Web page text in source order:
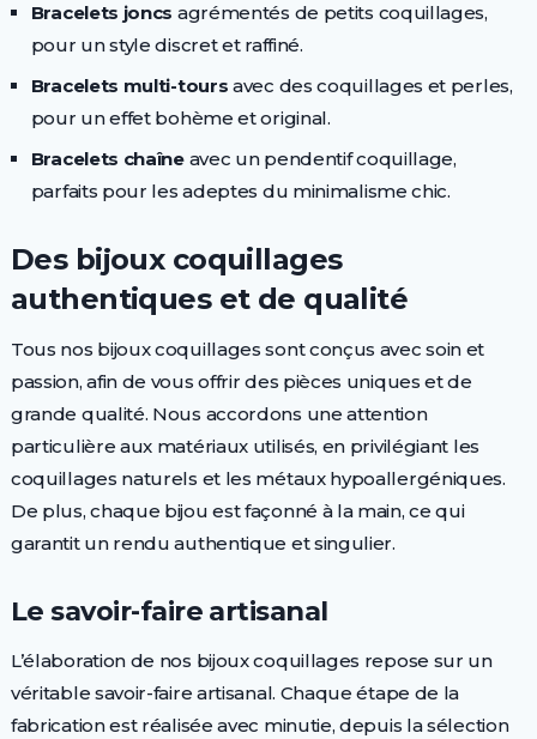
Bracelets joncs agrémentés de petits coquillages,
pour un style discret et raffiné.
Bracelets multi-tours avec des coquillages et perles,
pour un effet bohème et original.
Bracelets chaîneavec un pendentif coquillage,
parfaits pour les adeptes du minimalisme chic.
Des bijoux coquillages
authentiques et de qualité
Tous nos bijoux coquillages sont conçus avec soin et
passion, afin de vous offrir des pièces uniques et de
grande qualité. Nous accordons une attention
particulière aux matériaux utilisés, en privilégiant les
coquillages naturels et les métaux hypoallergéniques.
De plus, chaque bijou est façonné à la main, ce qui
garantit un rendu authentique et singulier.
Le savoir-faire artisanal
L’élaboration de nos bijoux coquillages repose sur un
véritable savoir-faire artisanal. Chaque étape de la
fabrication est réalisée avec minutie, depuis la sélection